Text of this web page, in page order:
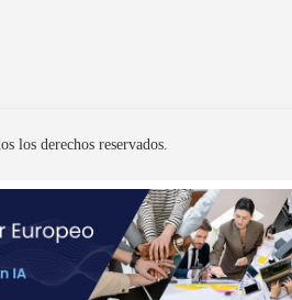
los derechos reservados.